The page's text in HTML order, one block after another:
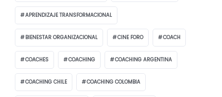
APRENDIZAJE TRANSFORMACIONAL
BIENESTAR ORGANIZACIONAL CINE FORO COACH
COACHES COACHING COACHING ARGENTINA
COACHING CHILE COACHING COLOMBIA